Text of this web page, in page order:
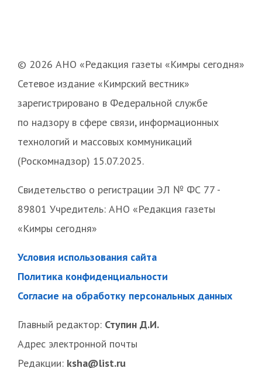
© 2026 АНО «Редакция газеты «Кимры сегодня»
Сетевое издание «Кимрский вестник»
зарегистрировано в Федеральной службе
по надзору в сфере связи, информационных
технологий и массовых коммуникаций
(Роскомнадзор) 15.07.2025.
Свидетельство о регистрации ЭЛ № ФС 77 -
89801 Учредитель: АНО «Редакция газеты
«Кимры сегодня»
Условия использования сайта
Политика конфиденциальности
Согласие на обработку персональных данных
Главный редактор: Ступин Д.И.
Адрес электронной почты
Редакции: ksha@list.ru